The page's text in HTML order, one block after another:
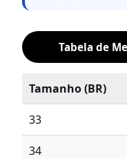
Tabela de
Tamanho (BR)
33
34